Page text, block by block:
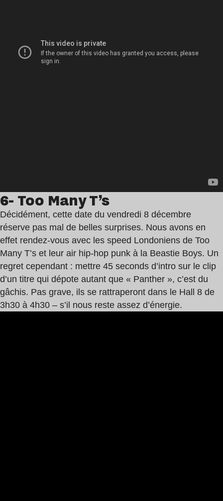
6- Too Many T’s
Décidément, cette date du vendredi 8 décembre
réserve pas mal de belles surprises. Nous avons en
effet rendez-vous avec les speed Londoniens de Too
Many T’s et leur air hip-hop punk à la Beastie Boys. Un
regret cependant : mettre 45 seconds d’intro sur le clip
d’un titre qui dépote autant que « Panther », c’est du
gâchis. Pas grave, ils se rattraperont dans le Hall 8 de
3h30 à 4h30 – s’il nous reste assez d’énergie.